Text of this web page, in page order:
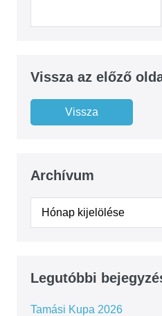
Vissza az előző
Archívum
Legutóbbi
Tamási Kupa 2026